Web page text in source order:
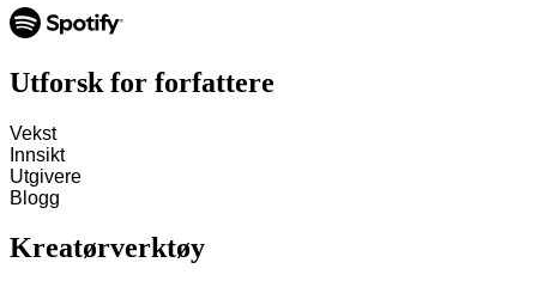
Utforsk for forfattere
Vekst
Innsikt
Utgivere
Blogg
Kreatørverktøy